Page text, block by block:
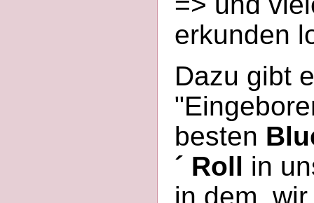
erkunden
Dazu gibt
besten
´ Roll in
in dem,